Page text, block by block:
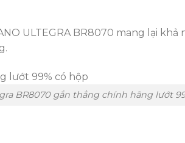
ULTEGRA BR8070 mang lại
BR8070 gắn thẳng chính hãng lướt